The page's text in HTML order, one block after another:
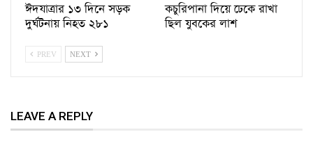
ঈদযাত্রার ১৩ দিনে সড়ক
দুর্ঘটনায় নিহত ২৮১
কচুরিপানা দিয়ে ঢেকে রাখা
ছিল যুবকের লাশ
PREV NEXT
LEAVE A REPLY